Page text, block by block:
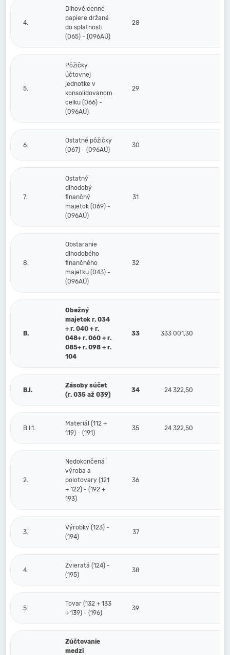
4.
Dlhové cenné
papiere držané
do splatnosti
(065) - (096AÚ)
28
5.
Pôžičky
účtovnej
jednotke v
konsolidovanom
celku (066) -
(096AÚ)
29
6.
Ostatné pôžičky
(067) - (096AÚ)
30
7.
Ostatný
dlhodobý
finančný
majetok (069) -
(096AÚ)
31
8.
Obstaranie
dlhodobého
finančného
majetku (043) -
(096AÚ)
32
B.
Obežný
majetok r. 034
+ r. 040 + r.
048+ r. 060 + r.
085+ r. 098 + r.
104
33 333 001,30
B.I.
Zásoby súčet
(r. 035 až 039)
34 24 322,50
B.I.1.
Materiál (112 +
119) - (191)
35 24 322,50
2.
Nedokončená
výroba a
polotovary (121
+ 122) - (192 +
193)
36
3.
Výrobky (123) -
(194)
37
4.
Zvieratá (124) -
(195)
38
5.
Tovar (132 + 133
+ 139) - (196)
39
Zúčtovanie
medzi